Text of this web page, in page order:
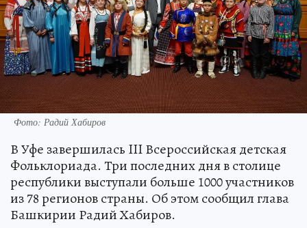
Фото: Радий Хабиров
В Уфе завершилась III Всероссийская детская
Фольклориада. Три последних дня в столице
республики выступали больше 1000 участников
из 78 регионов страны. Об этом сообщил глава
Башкирии Радий Хабиров.